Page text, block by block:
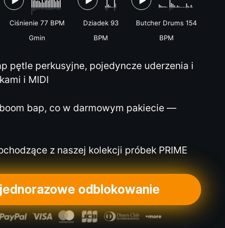
Ciśnienie 77 BPM
Gmin
Dziadek 93
BPM
Butcher Drums 154
BPM
pętle perkusyjne, pojedyncze uderzenia i
i MIDI
bap, co w darmowym pakiecie —
z naszej kolekcji próbek PRIME
jednorazowe odblokowanie